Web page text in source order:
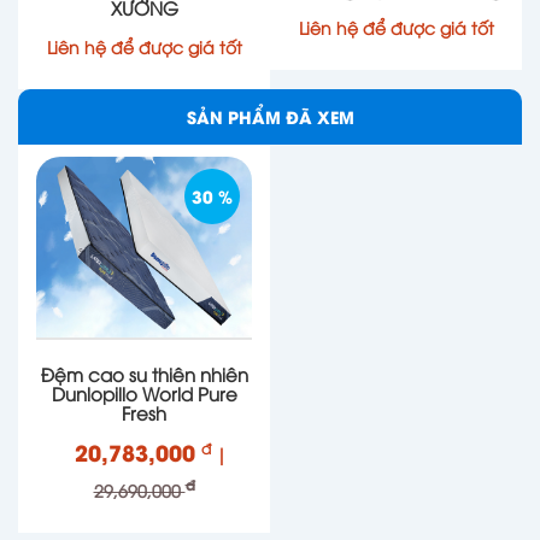
thái nhất và thức dậy với một cơ thể khỏe mạnh,
tràn đầy năng lượng mỗi ngày cùng Dulopillo
Thiết kế Dual Life tiện lợi và linh hoạt
XƯỞNG
Liên hệ để được giá tốt
Liên hệ để được giá tốt
SẢN PHẨM ĐÃ XEM
30 %
Đệm cao su thiên nhiên
Dunlopillo World Pure
Fresh
20,783,000 đ |
29,690,000đ